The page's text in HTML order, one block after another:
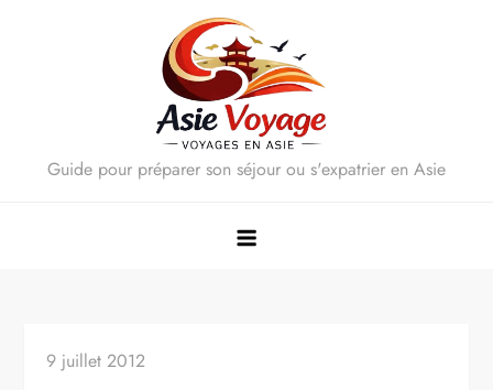
Guide pour préparer son séjour ou s'expatrier en Asie
9 juillet 2012